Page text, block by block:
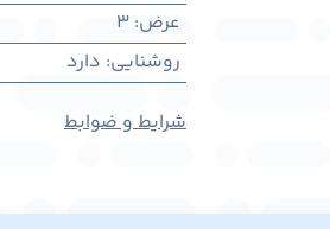
عرض:
3
روشنایی: دارد
شرایط و ضوابط